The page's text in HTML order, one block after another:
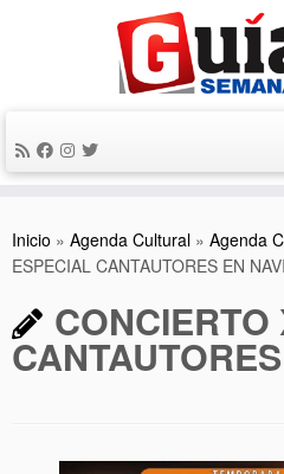
Inicio » Agenda Cultural » Agenda
ESPECIAL CANTAUTORES EN